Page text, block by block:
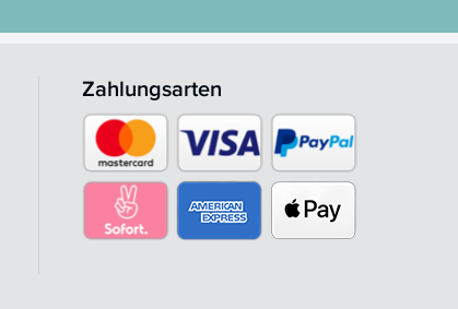
Zahlungsarten